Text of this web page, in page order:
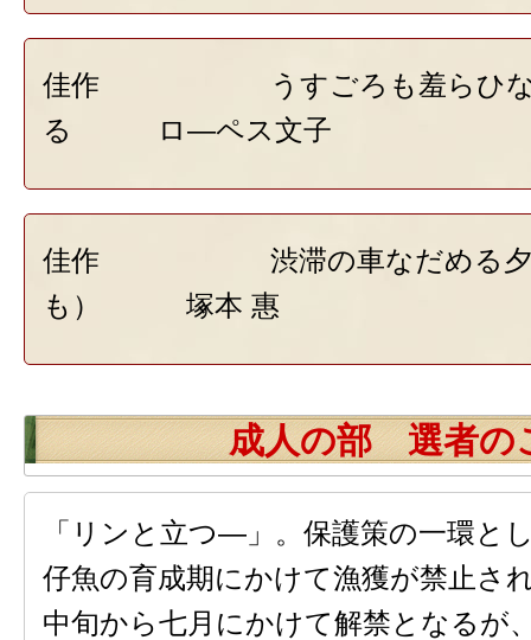
佳作 うすごろも羞らひなが
る ロ―ペス文子
佳作 渋滞の車なだめる夕焼
も） 塚本 惠
成人の部 選者の
「リンと立つ―」。保護策の一環と
仔魚の育成期にかけて漁獲が禁止さ
中旬から七月にかけて解禁となるが